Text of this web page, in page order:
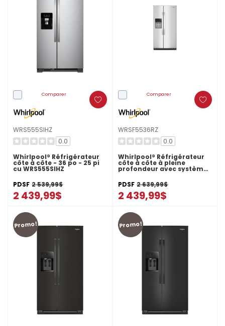
Comparer
WRS555SIHZ
0.0
Whirlpool® Réfrigérateur
côte à côte - 36 po - 25 pi
cu WRS555SIHZ
PDSF 2 539,99$
2 439,99$
Comparer
WRSF5536RZ
0.0
Whirlpool® Réfrigérateur
côte à côte à pleine
profondeur avec système
de refroidissement
TruCool™ - 36 pi cu
WRSF5536RZ
PDSF 2 639,99$
2 439,99$
Promo! Promo!